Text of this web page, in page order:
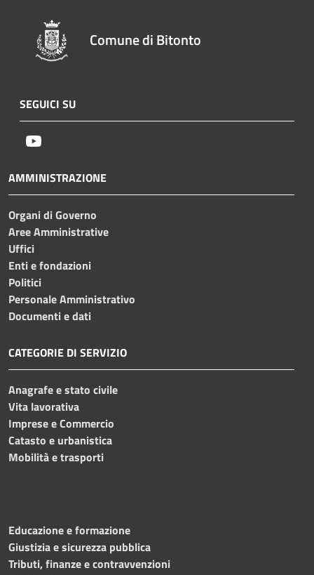
Comune di Bitonto
SEGUICI SU
AMMINISTRAZIONE
Organi di Governo
Aree Amministrative
Uffici
Enti e fondazioni
Politici
Personale Amministrativo
Documenti e dati
CATEGORIE DI SERVIZIO
Anagrafe e stato civile
Vita lavorativa
Imprese e Commercio
Catasto e urbanistica
Mobilità e trasporti
Educazione e formazione
Giustizia e sicurezza pubblica
Tributi, finanze e contravvenzioni